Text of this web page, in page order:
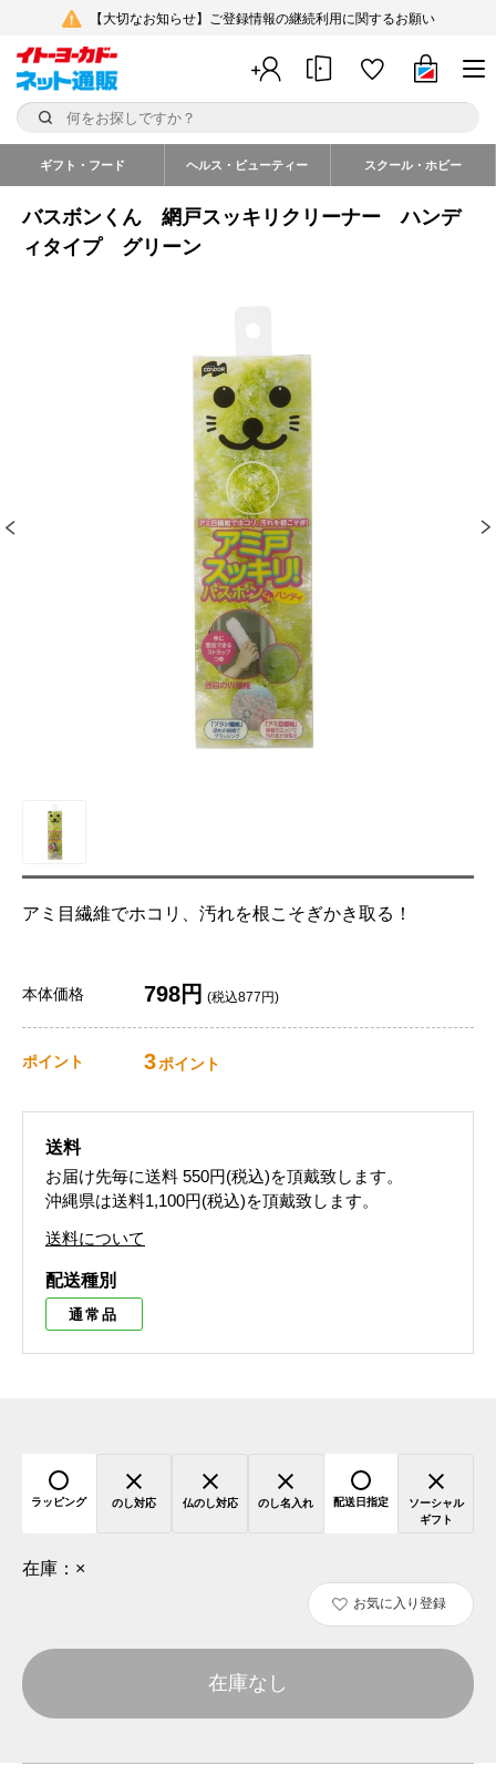
【大切なお知らせ】ご登録情報の継続利用に関するお願い
ギフト・フード ヘルス・ビューティー スクール・ホビー
バスボンくん 網戸スッキリクリーナー ハンデ
ィタイプ グリーン
アミ目繊維でホコリ、汚れを根こそぎかき取る！
本体価格 798円 (税込877円)
ポイント 3ポイント
送料
お届け先毎に送料 550円(税込)を頂戴致します。
沖縄県は送料1,100円(税込)を頂戴致します。
送料について
配送種別
通常品
ラッピング のし対応 仏のし対応 のし名入れ 配送日指定
ソーシャル
ギフト
在庫： ×
お気に入り登録
在庫なし